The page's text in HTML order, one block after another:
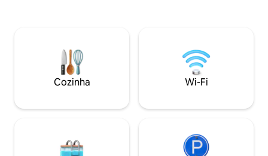
louça, máquina de lavar roupa e mesa de
bilhar de 2,13 m. Todos os quartos têm
banheiro privativo, incluindo um quarto
principal king size com jacuzzi e varanda.
residente da rua
área boêmia,
e restaurantes a
distância.
Cozinha Wi-Fi